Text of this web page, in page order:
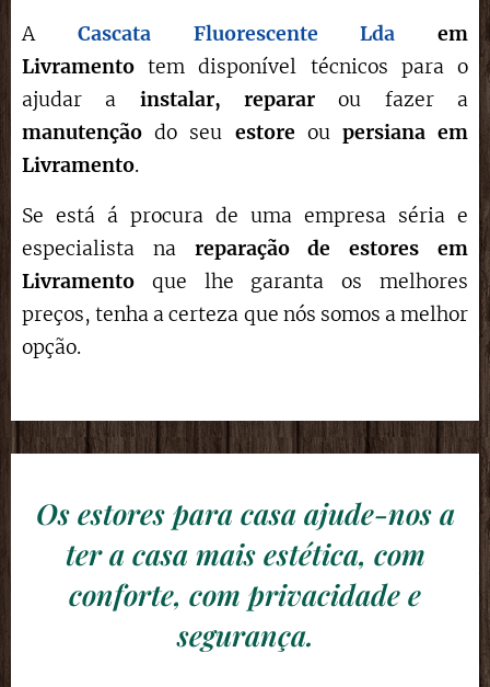
A Cascata Fluorescente Lda em
Livramentotem disponível técnicos para o
ajudar a instalar, reparar ou fazer a
manutenção do seu estore ou persiana em
Livramento.
Se está á procura de uma empresa séria e
especialista na reparação de estores em
Livramento que lhe garanta os melhores
preços, tenha a certeza que nós somos a melhor
opção.
Os estores para casa ajude-nos a
ter a casa mais estética, com
conforte, com privacidade e
segurança.